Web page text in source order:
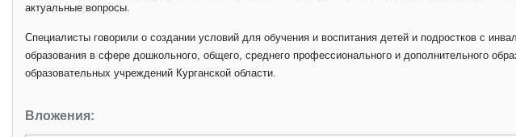
актуальные вопросы.
Специалисты говорили о создании условий для обучения и воспитания детей и подростков с
образования в сфере дошкольного, общего, среднего профессионального и дополнительного
образовательных учреждений Курганской области.
Вложения: